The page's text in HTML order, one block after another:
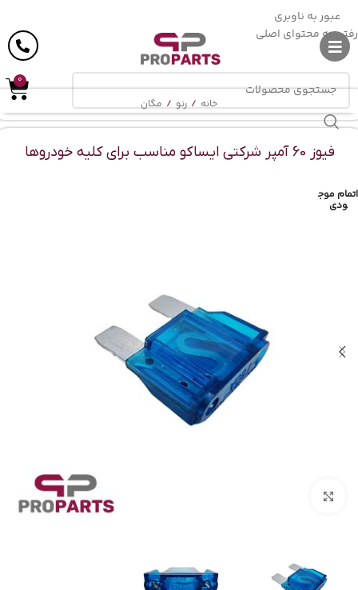
عبور به ناوبری
رفتن به محتوای اصلی
ارسال رایگان
0
خانه/رنو/مگان
فیوز 60 آمپر شرکتی ایساکو مناسب برای کلیه خودروها
اتمام موج
ودی